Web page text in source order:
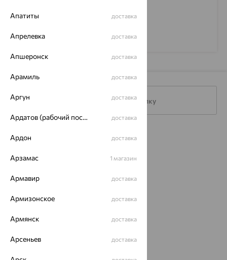
Подписаться на рассылку
Каталог
Акции
Доставка
ул. Зегеля, 27/2
Апатиты доставка
Апрелевка доставка
Апшеронск доставка
Арамиль доставка
Аргун доставка
Ардатов (рабочий поселок) доставка
Ардон доставка
Арзамас 1 магазин
Армавир доставка
Армизонское доставка
Армянск доставка
Арсеньев доставка